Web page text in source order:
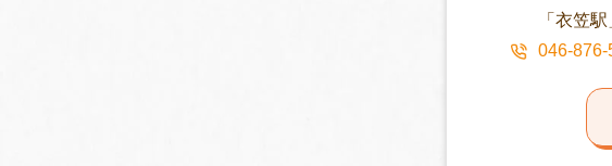
「衣笠
046-876-